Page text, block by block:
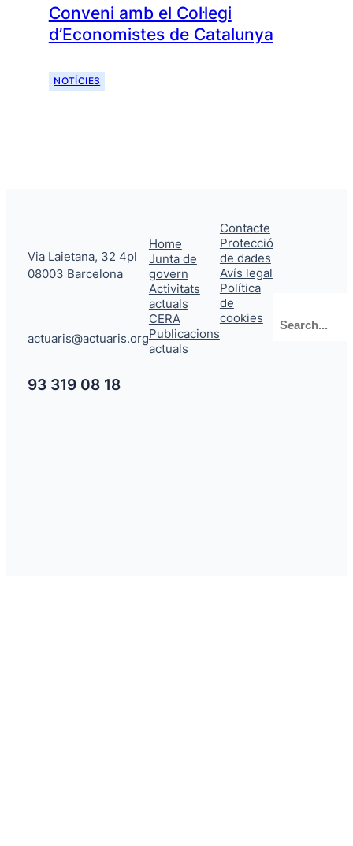
Conveni amb el Col·legi
d’Economistes de Catalunya
NOTÍCIES
Via Laietana, 32 4pl
08003 Barcelona
actuaris@actuaris.org
93 319 08 18
Home
Junta de
govern
Activitats
actuals
CERA
Publicacions
actuals
Contacte
Protecció
de dades
Avís legal
Política
de
cookies